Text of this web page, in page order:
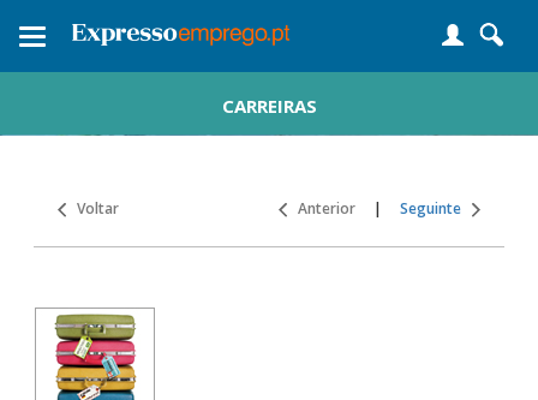
Toggle
CARREIRAS
Voltar Anterior | Seguinte